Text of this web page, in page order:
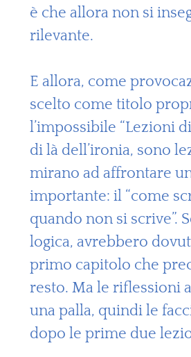
è che allora non si
rilevante.
E allora, come
scelto come titolo
l’impossibile “Lezioni
di là dell’ironia, sono
mirano ad affrontare
importante: il “come
quando non si scrive”.
logica, avrebbero
primo capitolo che
resto. Ma le riflessioni
una palla, quindi le
dopo le prime due